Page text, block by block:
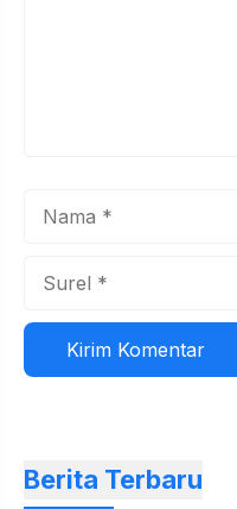
Situs
web
Berita Terbaru